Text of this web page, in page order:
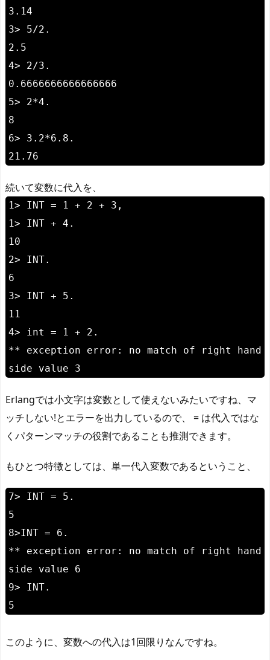
3.14
3> 5/2.
2.5
4> 2/3.
0.6666666666666666
5> 2*4.
8
6> 3.2*6.8.
21.76
続いて変数に代入を、
1> INT = 1 + 2 + 3,
1> INT + 4.
10
2> INT.
6
3> INT + 5.
11
4> int = 1 + 2.
** exception error: no match of right hand
side value 3
Erlangでは小文字は変数として使えないみたいですね、マ
ッチしない!とエラーを出力しているので、 = は代入ではな
くパターンマッチの役割であることも推測できます。
もひとつ特徴としては、単一代入変数であるということ、
7> INT = 5.
5
8>INT = 6.
** exception error: no match of right hand
side value 6
9> INT.
5
このように、変数への代入は1回限りなんですね。